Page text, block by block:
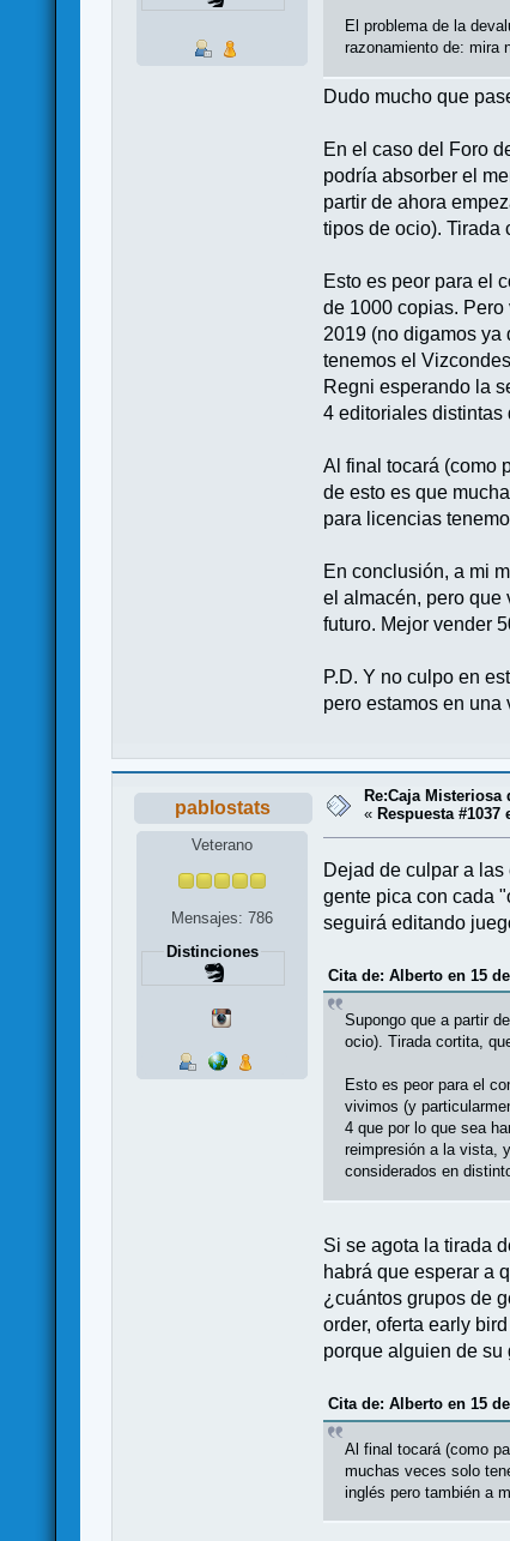
El problema de la
razonamiento de: mira
Dudo mucho que
En el caso del Foro
podría absorber el
partir de ahora
tipos de ocio). Tirada
Esto es peor para el
de 1000 copias.
2019 (no digamos ya
tenemos el
Regni esperando la
4 editoriales distintas
Al final tocará (como
de esto es que
para licencias
En conclusión, a mi
el almacén, pero que
futuro. Mejor vender
P.D. Y no culpo en
pero estamos en una
pablostats
Veterano
Mensajes: 786
Distinciones
Re:Caja Misteriosa
« Respuesta #1037
Dejad de culpar a
gente pica con cada
seguirá editando
Cita de: Alberto en 15
Supongo que a partir
ocio). Tirada cortita,
Esto es peor para el
vivimos (y
4 que por lo que sea
reimpresión a la vista,
considerados en
Si se agota la tirada
habrá que esperar a
¿cuántos grupos de
order, oferta early
porque alguien de su
Cita de: Alberto en 15
Al final tocará (como
muchas veces solo
inglés pero también a